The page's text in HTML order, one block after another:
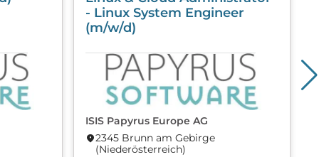
ISIS Papyrus Europe AG
location_on2345 Brunn am Gebirge
(Nieder­österreich)
- Linux System Engineer
(m/w/d)